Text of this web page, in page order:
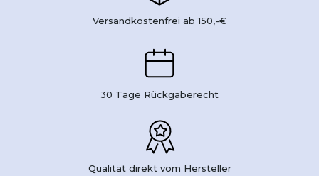
Versandkostenfrei ab 150,-€
30 Tage Rückgaberecht
Qualität direkt vom Hersteller